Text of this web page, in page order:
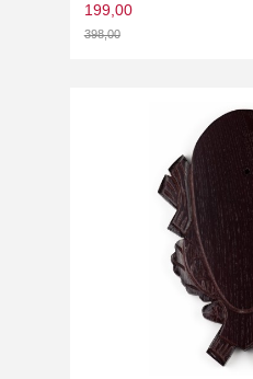
199,00
398,00